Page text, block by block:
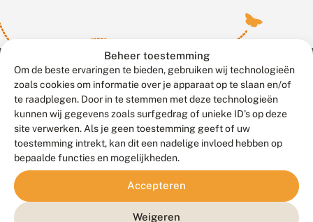
Beheer toestemming
Om de beste ervaringen te bieden, gebruiken wij technologieën
zoals cookies om informatie over je apparaat op te slaan en/of
te raadplegen. Door in te stemmen met deze technologieën
kunnen wij gegevens zoals surfgedrag of unieke ID's op deze
site verwerken. Als je geen toestemming geeft of uw
toestemming intrekt, kan dit een nadelige invloed hebben op
bepaalde functies en mogelijkheden.
Accepteren
Weigeren
Contact
Veelgestelde vragen
Meld waarnemingen© 2026 Vlinderstichting
Duurzaam ontwikkeld door
Go2People
, ontworpen door
Blue Field Agency
Privacy
Disclaimer
Sitemap